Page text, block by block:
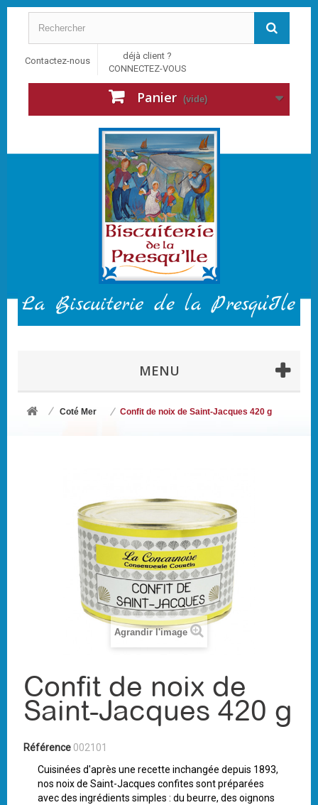
Contactez-nous
déjà client ?
CONNECTEZ-VOUS
Panier (vide)
MENU
Coté Mer Confit de noix de Saint-Jacques 420 g
Agrandir l'image
Confit de noix de
Saint-Jacques 420 g
Référence 002101
Cuisinées d'après une recette inchangée depuis 1893,
nos noix de Saint-Jacques confites sont préparées
avec des ingrédients simples : du beurre, des oignons